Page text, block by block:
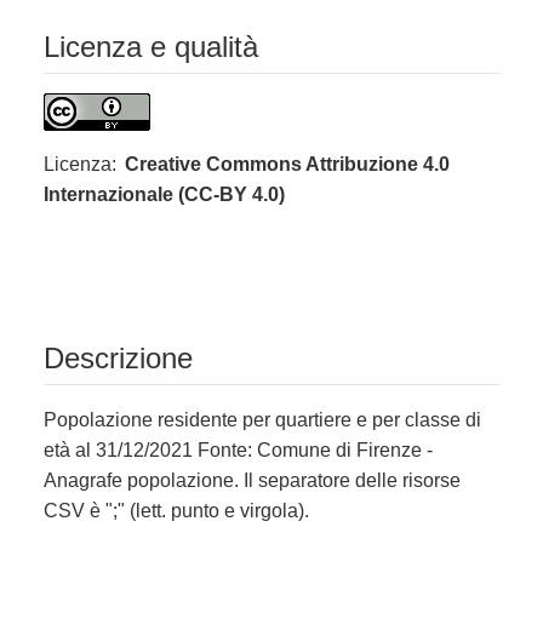
Licenza e qualità
Licenza: Creative Commons Attribuzione 4.0
Internazionale (CC-BY 4.0)
Descrizione
Popolazione residente per quartiere e per classe di
età al 31/12/2021 Fonte: Comune di Firenze -
Anagrafe popolazione. Il separatore delle risorse
CSV è ";" (lett. punto e virgola).